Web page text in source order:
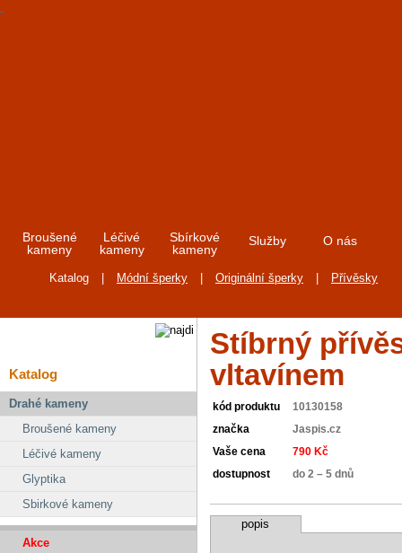
Broušené
kameny
Léčivé
kameny
Sbírkové
kameny
Služby O nás
Katalog Módní šperky Originální šperky Přívěsky
Katalog
Drahé kameny
Broušené kameny
Léčivé kameny
Glyptika
Sbirkové kameny
Akce
Stíbrný
vltavínem
kód produktu 10130158
značka Jaspis.cz
Vaše cena 790 Kč
dostupnost do 2 – 5 dnů
popis